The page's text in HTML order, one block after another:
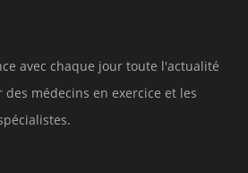
avec chaque jour toute l'actualité
médecins en exercice et les